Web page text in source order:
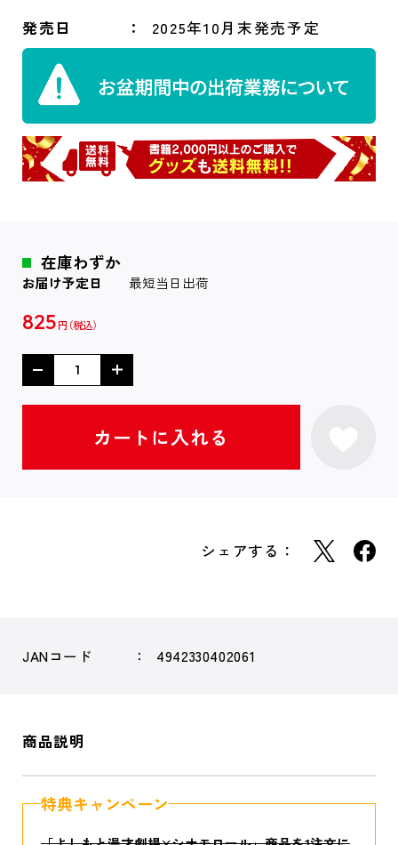
発売日 2025年10月末発売予定
在庫わずか
お届け予定日 最短当日出荷
825 円
シェアする：
JANコード 4942330402061
商品説明
特典キャンペーン